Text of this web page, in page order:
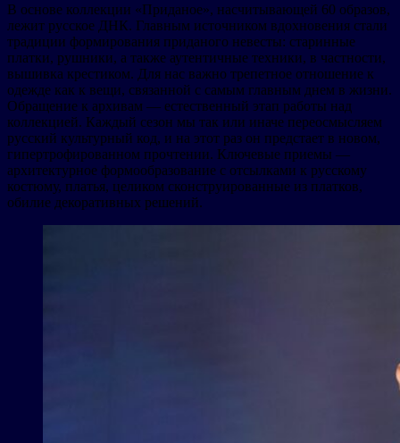
В основе коллекции «Приданое», насчитывающей 60 образов,
лежит русское ДНК. Главным источником вдохновения стали
традиции формирования приданого невесты: старинные
платки, рушники, а также аутентичные техники, в частности,
вышивка крестиком. Для нас важно трепетное отношение к
одежде как к вещи, связанной с самым главным днем в жизни.
Обращение к архивам — естественный этап работы над
коллекцией. Каждый сезон мы так или иначе переосмысляем
русский культурный код, и на этот раз он предстает в новом,
гипертрофированном прочтении. Ключевые приемы —
архитектурное формообразование с отсылками к русскому
костюму, платья, целиком сконструированные из платков,
обилие декоративных решений.